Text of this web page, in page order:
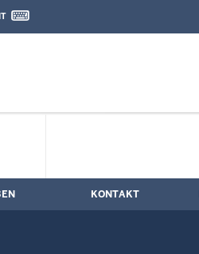
Historie
Kontaktformular
KONTAKT